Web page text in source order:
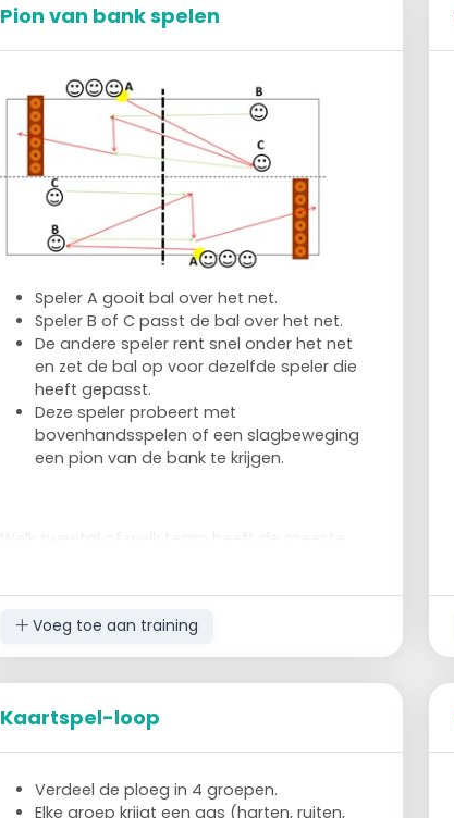
Pion van bank spelen
Speler A gooit bal over het net.
Speler B of C passt de bal over het net.
De andere speler rent snel onder het net
en zet de bal op voor dezelfde speler die
heeft gepasst.
Deze speler probeert met
bovenhandsspelen of een slagbeweging
een pion van de bank te krijgen.
Voeg toe aan training
Kaartspel-loop
Verdeel de ploeg in 4 groepen.
Elke groep krijgt een aas (harten, ruiten,